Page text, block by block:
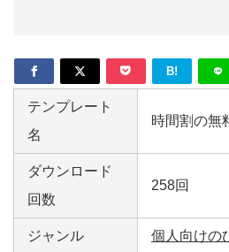
B!
テンプレート
名
時間割の無
ダウンロード
回数
258回
ジャンル 個人向けの